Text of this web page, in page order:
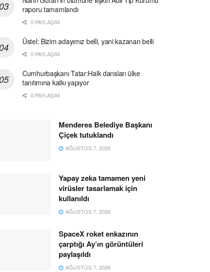
raporu tamamlandı
0 PAYLAŞIM
Üstel: Bizim adayımız belli, yani kazanan belli
0 PAYLAŞIM
Cumhurbaşkanı Tatar:Halk dansları ülke
tanıtımına katkı yapıyor
0 PAYLAŞIM
Menderes Belediye Başkanı
Çiçek tutuklandı
AĞUSTOS 7, 2026
Yapay zeka tamamen yeni
virüsler tasarlamak için
kullanıldı
AĞUSTOS 7, 2026
SpaceX roket enkazının
çarptığı Ay’ın görüntüleri
paylaşıldı
AĞUSTOS 7, 2026